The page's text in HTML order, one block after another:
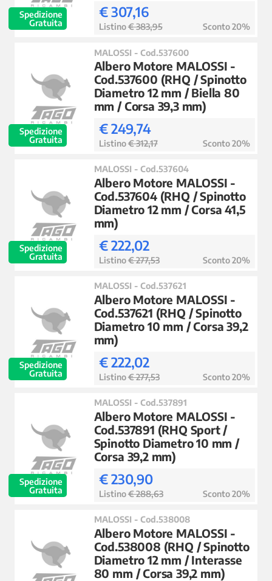
Spedizione
Gratuita
€ 307,16
Listino€ 383,95 Sconto 20%
Spedizione
Gratuita
MALOSSI - Cod.537600
Albero Motore MALOSSI -
Cod.537600 (RHQ / Spinotto
Diametro 12 mm / Biella 80
mm / Corsa 39,3 mm)
€ 249,74
Listino€ 312,17 Sconto 20%
Spedizione
Gratuita
MALOSSI - Cod.537604
Albero Motore MALOSSI -
Cod.537604 (RHQ / Spinotto
Diametro 12 mm / Corsa 41,5
mm)
€ 222,02
Listino€ 277,53 Sconto 20%
Spedizione
Gratuita
MALOSSI - Cod.537621
Albero Motore MALOSSI -
Cod.537621 (RHQ / Spinotto
Diametro 10 mm / Corsa 39,2
mm)
€ 222,02
Listino€ 277,53 Sconto 20%
Spedizione
Gratuita
MALOSSI - Cod.537891
Albero Motore MALOSSI -
Cod.537891 (RHQ Sport /
Spinotto Diametro 10 mm /
Corsa 39,2 mm)
€ 230,90
Listino€ 288,63 Sconto 20%
MALOSSI - Cod.538008
Albero Motore MALOSSI -
Cod.538008 (RHQ / Spinotto
Diametro 12 mm / Interasse
80 mm / Corsa 39,2 mm)